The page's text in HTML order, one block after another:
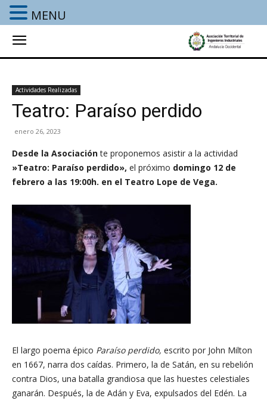
Actividades Realizadas
Teatro: Paraíso perdido
enero 26, 2023
Desde la Asociaciónte proponemos asistir a la actividad
»Teatro: Paraíso perdido», el próximo domingo 12 de
febrero a las 19:00h. en el Teatro Lope de Vega.
El largo poema épico Paraíso perdido, escrito por John Milton
en 1667, narra dos caídas. Primero, la de Satán, en su rebelión
contra Dios, una batalla grandiosa que las huestes celestiales
ganarán. Después, la de Adán y Eva, expulsados del Edén. La
MENU